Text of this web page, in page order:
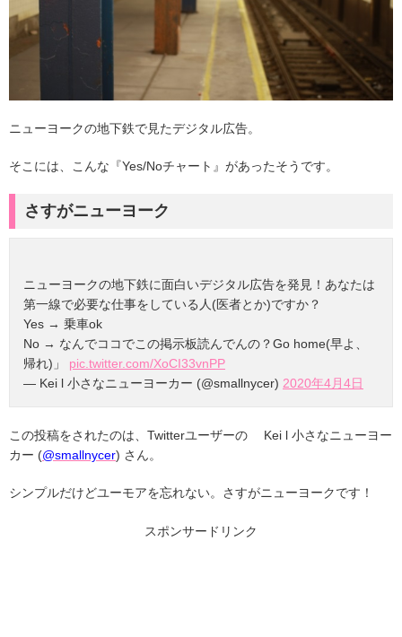
ニューヨークの地下鉄で見たデジタル広告。
そこには、こんな『Yes/Noチャート』があったそうです。
さすがニューヨーク
ニューヨークの地下鉄に面白いデジタル広告を発見！あなたは
第一線で必要な仕事をしている人(医者とか)ですか？
Yes → 乗車ok
No → なんでココでこの掲示板読んでんの？Go home(早よ、
帰れ)」 pic.twitter.com/XoCI33vnPP
— Kei l 小さなニューヨーカー (@smallnycer) 2020年4月4日
この投稿をされたのは、Twitterユーザーの Kei l 小さなニューヨー
カー (@smallnycer) さん。
シンプルだけどユーモアを忘れない。さすがニューヨークです！
スポンサードリンク